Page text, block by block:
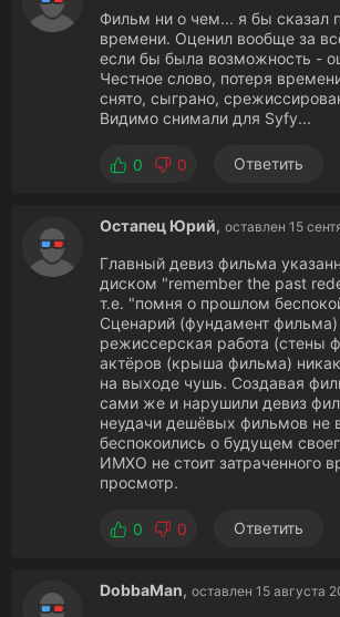
Фильм ни о чем... я бы сказал
времени. Оценил вообще за
если бы была возможность -
Честное слово, потеря
снято, сыграно,
Видимо снимали для Syfy...
0 0 Ответить
Остапец Юрий, оставлен 15
Главный девиз фильма
диском "remember the past
т.е. "помня о прошлом
Сценарий (фундамент фильма)
режиссерская работа (стены
актёров (крыша фильма)
на выходе чушь. Создавая
сами же и нарушили девиз
неудачи дешёвых фильмов не
беспокоились о будущем
ИМХО не стоит затраченного
просмотр.
0 0 Ответить
DobbaMan, оставлен 15 августа